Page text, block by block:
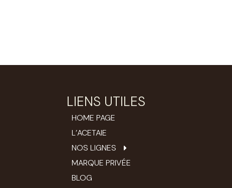
LIENS UTILES
HOME PAGE
L’ACETAIE
NOS LIGNES
MARQUE PRIVÉE
BLOG